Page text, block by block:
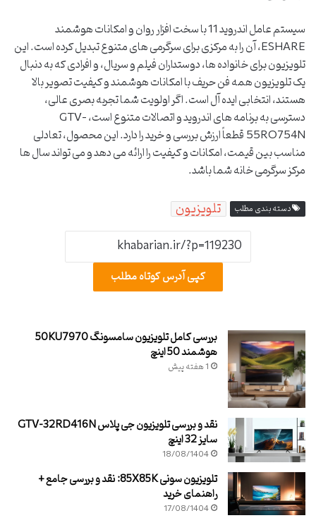
سیستم عامل اندروید 11 با سخت افزار روان و امکانات هوشمند
ESHARE، آن را به مرکزی برای سرگرمی های متنوع تبدیل کرده است. این
تلویزیون برای خانواده ها، دوستداران فیلم و سریال، و افرادی که به دنبال
یک تلویزیون همه فن حریف با امکانات هوشمند و کیفیت تصویر بالا
هستند، انتخابی ایده آل است. اگر اولویت شما تجربه بصری عالی،
دسترسی به برنامه های اندروید و اتصالات متنوع است، GTV-
55RQ754N قطعاً ارزش بررسی و خرید را دارد. این محصول، تعادلی
مناسب بین قیمت، امکانات و کیفیت را ارائه می دهد و می تواند سال ها
مرکز سرگرمی خانه شما باشد.
دسته بندی مطلب تلویزیون
کپی آدرس کوتاه مطلب
بررسی کامل تلویزیون سامسونگ 50KU7970
هوشمند 50 اینچ
1 هفته پیش
نقد و بررسی تلویزیون جی پلاس GTV-32RD416N
سایز 32 اینچ
18/08/1404
تلویزیون سونی 85X85K: نقد و بررسی جامع +
راهنمای خرید
17/08/1404